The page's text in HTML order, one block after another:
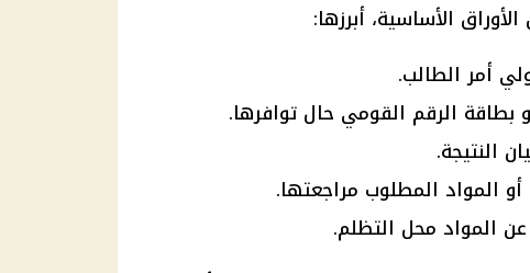
الأساسية، أبرزها:
أمر الطالب.
الرقم القومي حال توافرها.
النتيجة.
المواد المطلوب مراجعتها.
المواد محل التظلم.